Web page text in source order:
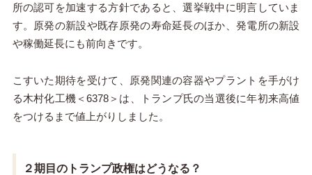
所の認可を加速する方針であると、選挙戦中に明言していま
す。原発の新設や既存原発の寿命延長のほか、発電所の新設
や稼働延長にも前向きです。
こすいた期待を受けて、原発関連の容器やプラントを手がけ
る木村化工機＜6378＞は、トランプ氏の当選後に年初来高値
をつけるまで値上がりしました。
２期目のトランプ政権はどうなる？